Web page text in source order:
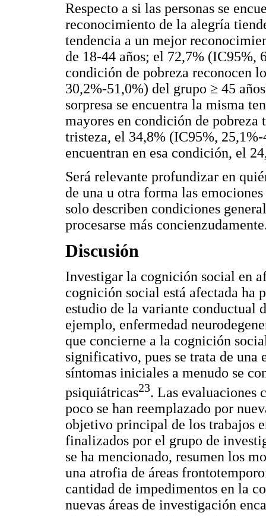
Respecto a si las personas se
reconocimiento de la alegría
tendencia a un mejor
de 18-44 años; el 72,7% (IC95%,
condición de pobreza reconocen
30,2%-51,0%) del grupo ≥ 45
sorpresa se encuentra la misma
mayores en condición de
tristeza, el 34,8% (IC95%,
encuentran en esa condición, el
Será relevante profundizar en
de una u otra forma las
solo describen condiciones
procesarse más
Discusión
Investigar la cognición social en
cognición social está afectada ha
estudio de la variante conductual
ejemplo, enfermedad
que concierne a la cognición
significativo, pues se trata de una
síntomas iniciales a menudo se
psiquiátricas23. Las evaluaciones
poco se han reemplazado por
objetivo principal de los trabajos
finalizados por el grupo de
se ha mencionado, resumen los
una atrofia de áreas
cantidad de impedimentos en la
nuevas áreas de investigación